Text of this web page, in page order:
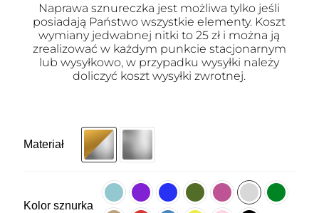
Naprawa sznureczka jest możliwa tylko jeśli
posiadają Państwo wszystkie elementy. Koszt
wymiany jedwabnej nitki to 25 zł i można ją
zrealizować w każdym punkcie stacjonarnym
lub wysyłkowo, w przypadku wysyłki należy
doliczyć koszt wysyłki zwrotnej.
Materiał
Kolor sznurka